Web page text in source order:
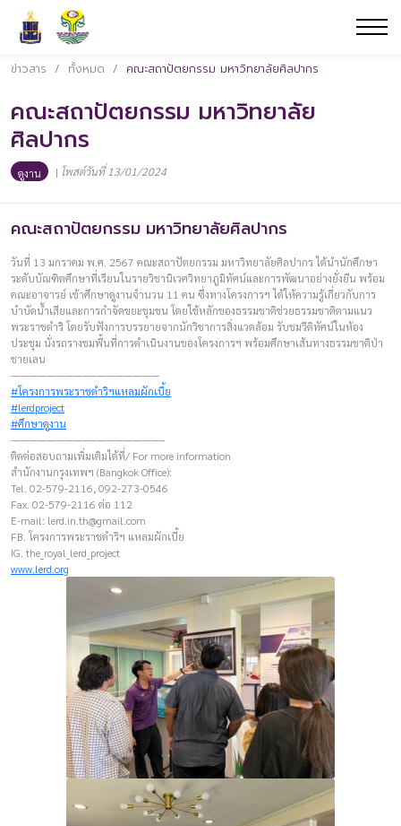
ข่าวสาร / ทั้งหมด / คณะสถาปัตยกรรม มหาวิทยาลัยศิลปากร
คณะสถาปัตยกรรม มหาวิทยาลัย
ศิลปากร
ดูงาน | โพสต์วันที่ 13/01/2024
คณะสถาปัตยกรรม มหาวิทยาลัยศิลปากร
วันที่ 13 มกราคม พ.ศ. 2567 คณะสถาปัตยกรรม มหาวิทยาลัยศิลปากร ได้นำนักศึกษา
ระดับบัณฑิตศึกษาที่เรียนในรายวิชานิเวศวิทยาภูมิทัศน์และการพัฒนาอย่างยั่งยืน พร้อม
คณะอาจารย์ เข้าศึกษาดูงานจำนวน 11 คน ซึ่งทางโครงการฯ ได้ให้ความรู้เกี่ยวกับการ
บำบัดน้ำเสียและการกำจัดขยะชุมชน โดยใช้หลักของธรรมชาติช่วยธรรมชาติตามแนว
พระราชดำริ โดยรับฟังการบรรยายจากนักวิชาการสิ่งแวดล้อม รับชมวีดิทัศน์ในห้อง
ประชุม นั่งรถรางชมพื้นที่การดำเนินงานของโครงการฯ พร้อมศึกษาเส้นทางธรรมชาติป่า
ชายเลน
————————–————————
#โครงการพระราชดำริฯแหลมผักเบี้ย
#lerdproject
#ศึกษาดูงาน
————————–————————–
ติดต่อสอบถามเพิ่มเติมได้ที่/ For more information
สำนักงานกรุงเทพฯ (Bangkok Office):
Tel. 02-579-2116, 092-273-0546
Fax. 02-579-2116 ต่อ 112
E-mail: lerd.in.th@gmail.com
FB. โครงการพระราชดำริฯ แหลมผักเบี้ย
IG. the_royal_lerd_project
www.lerd.org